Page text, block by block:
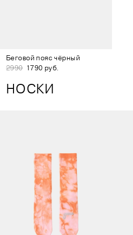
Беговой пояс чёрный
2990 1790 руб.
НОСКИ